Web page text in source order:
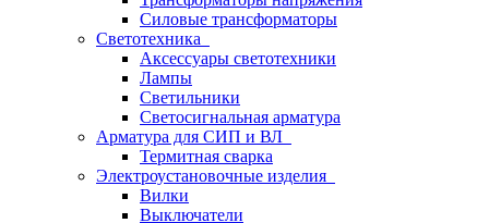
Силовые трансформаторы
Светотехника
Аксессуары светотехники
Лампы
Светильники
Светосигнальная арматура
Арматура для СИП и ВЛ
Термитная сварка
Электроустановочные изделия
Вилки
Выключатели